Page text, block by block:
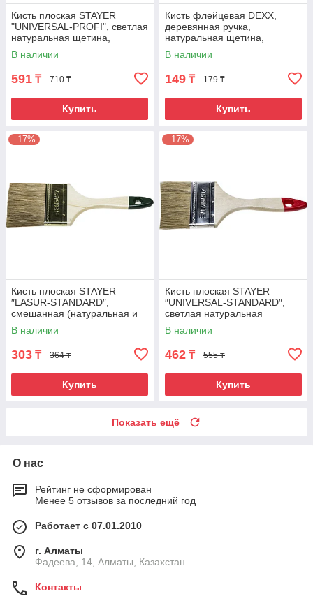
Кисть плоская STAYER
"UNIVERSAL-PROFI", светлая
натуральная щетина,
пластмассовая ручка, 63мм
В наличии
591 ₸ 710 ₸
Купить
Кисть флейцевая DEXX,
деревянная ручка,
натуральная щетина,
индивидуальная упаковка,
50мм
В наличии
149 ₸ 179 ₸
Купить
–17%
Кисть плоская STAYER
″LASUR-STANDARD″,
смешанная (натуральная и
искусственная) щетина,
деревянная ручка, 75мм
В наличии
303 ₸ 364 ₸
Купить
–17%
Кисть плоская STAYER
″UNIVERSAL-STANDARD″,
светлая натуральная
щетина, деревянная ручка,
75мм
В наличии
462 ₸ 555 ₸
Купить
Показать ещё
О нас
Рейтинг не сформирован
Менее 5 отзывов за последний год
Работает с 07.01.2010
г. Алматы
Фадеева, 14, Алматы, Казахстан
Контакты